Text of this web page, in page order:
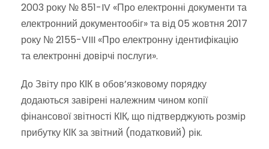
2003 року № 851-IV «Про електронні документи та
електронний документообіг» та від 05 жовтня 2017
року № 2155-VIII «Про електронну ідентифікацію
та електронні довірчі послуги».
До Звіту про КІК в обов’язковому порядку
додаються завірені належним чином копії
фінансової звітності КІК, що підтверджують розмір
прибутку КІК за звітний (податковий) рік.